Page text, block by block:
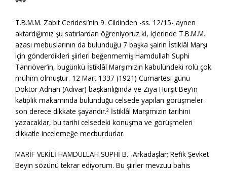
T.B.M.M. Zabıt Ceridesi’nin 9. Cildinden -ss. 12/15- aynen
aktardığımız şu satırlardan öğreniyoruz ki, içlerinde T.B.M.M.
azası mebuslarının da bulunduğu 7 başka şairin İstiklâl Marşı
için gönderdikleri şiirleri beğenmemiş Hamdullah Suphi
Tanrıöver’in, bugünkü İstiklâl Marşımızın kabulündeki rolü çok
mühim olmuştur. 12 Mart 1337 (1921) Cumartesi günü
Doktor Adnan (Adıvar) başkanlığında ve Ziya Hurşit Bey’in
katiplik makamında bulunduğu celsede yapılan görüşmeler
son derece dikkate şayandır.2 İstiklâl Marşımızın tarihini
yazacaklar, bu tarihi celsedeki konuşma ve görüşmeleri
dikkatle incelemeğe mecburdurlar.
MARİF VEKİLİ HAMDULLAH SUPHİ B. -Arkadaşlar; Refik Şevket
Beyin sözünü tekrar ediyorum. Bu şiirler mevzuu bahis